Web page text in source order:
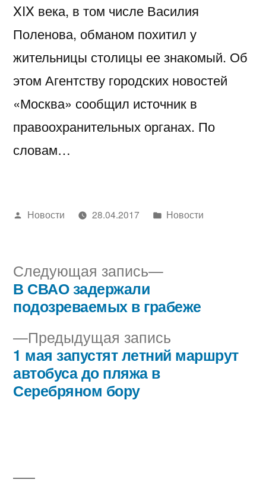
XIX века, в том числе Василия
Поленова, обманом похитил у
жительницы столицы ее знакомый. Об
этом Агентству городских новостей
«Москва» сообщил источник в
правоохранительных органах. По
словам…
Написано
Новости 28.04.2017
Написано
Новости
Навигация
записям
Предыдущая запись
запись:
1 мая запустят летний маршрут
автобуса до пляжа в
Серебряном бору
Следующая запись
Следующая
В СВАО задержали
подозреваемых в грабеже